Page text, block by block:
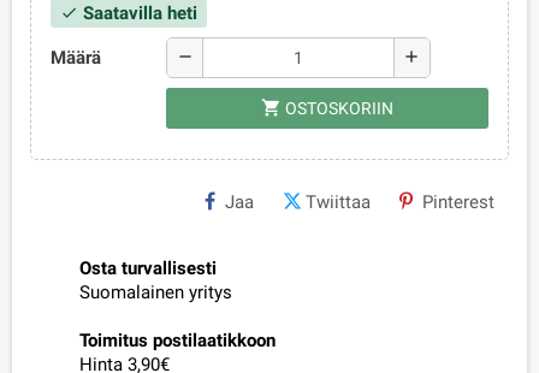
check Saatavilla heti
Määrä remove add
shopping_cart OSTOSKORIIN
Jaa Twiittaa Pinterest
Osta turvallisesti
Suomalainen yritys
Toimitus postilaatikkoon
Hinta 3,90€